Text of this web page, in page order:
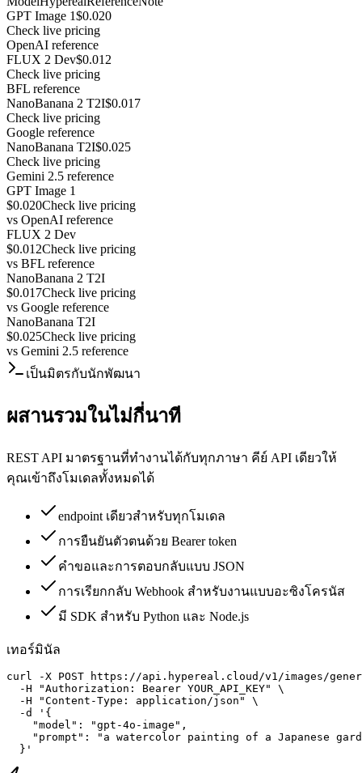
GPT Image 1$0.020
Check live pricing
OpenAI reference
FLUX 2 Dev$0.012
Check live pricing
BFL reference
NanoBanana 2 T2I$0.017
Check live pricing
Google reference
NanoBanana T2I$0.025
Check live pricing
Gemini 2.5 reference
GPT Image 1
$0.020Check live pricing
vs OpenAI reference
FLUX 2 Dev
$0.012Check live pricing
vs BFL reference
NanoBanana 2 T2I
$0.017Check live pricing
vs Google reference
NanoBanana T2I
$0.025Check live pricing
vs Gemini 2.5 reference
เป็นมิตรกับนักพัฒนา
ผสานรวมในไม่กี่นาที
REST API มาตรฐานที่ทำงานได้กับทุกภาษา คีย์ API เดียวให้
คุณเข้าถึงโมเดลทั้งหมดได้
endpoint เดียวสำหรับทุกโมเดล
การยืนยันตัวตนด้วย Bearer token
คำขอและการตอบกลับแบบ JSON
การเรียกกลับ Webhook สำหรับงานแบบอะซิงโครนัส
มี SDK สำหรับ Python และ Node.js
เทอร์มินัล
curl -X POST https://api.hypereal.cloud/v1/images/
  -H "Authorization: Bearer YOUR_API_KEY" \
  -H "Content-Type: application/json" \
  -d '{
    "model": "gpt-4o-image",
"prompt": "a watercolor painting of a Japanese
  }'